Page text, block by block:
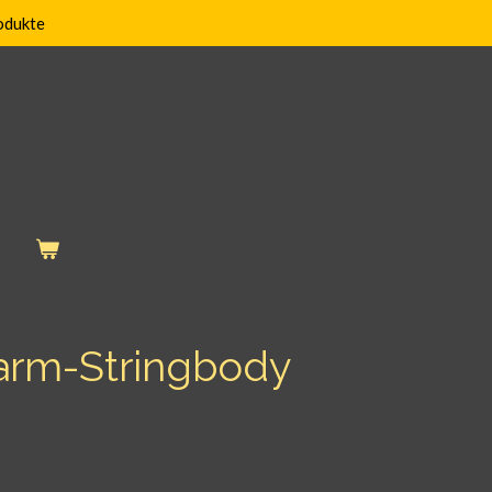
Stringbody